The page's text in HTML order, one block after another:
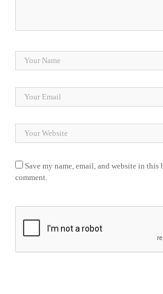
Save my name, email, and website in
comment.